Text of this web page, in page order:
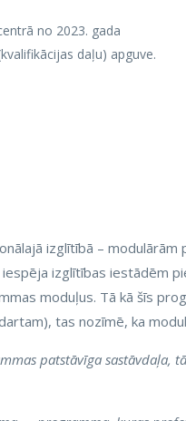
no 2023. gada
daļu) apguve.
izglītībā – modulārām
iespēja izglītības iestādēm
moduļus. Tā kā šīs
tas nozīmē, ka
patstāvīga sastāvdaļa,